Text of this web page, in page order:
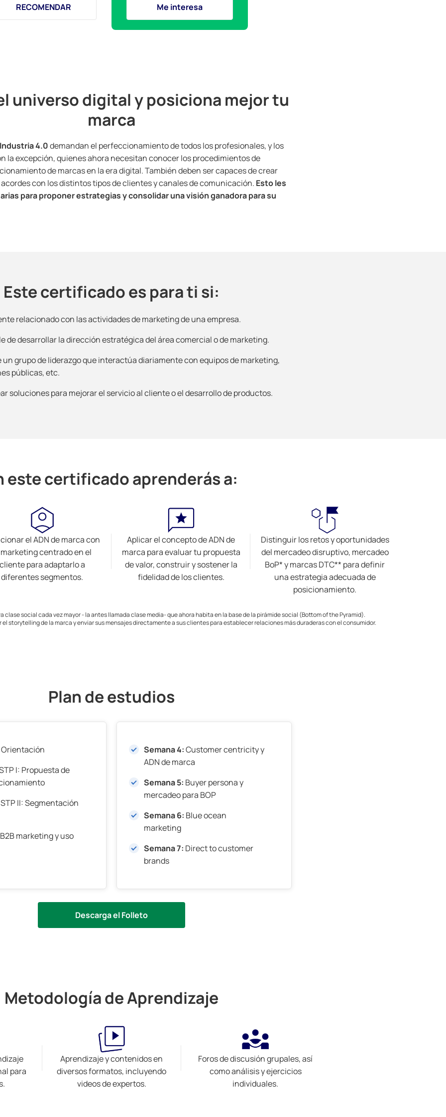
RECOMENDAR Me interesa
universo digital y posiciona mejor tu
marca
4.0demandan el perfeccionamiento de todos los profesionales, y los
la excepción, quienes ahora necesitan conocer los procedimientos de
de marcas en la era digital. También deben ser capaces de crear
con los distintos tipos de clientes y canales de comunicación. Esto les
para proponer estrategias y consolidar una visión ganadora para su
Este certificado es para ti si:
relacionado con las actividades de marketing de una empresa.
de desarrollar la dirección estratégica del área comercial o de marketing.
un grupo de liderazgo que interactúa diariamente con equipos de marketing,
públicas, etc.
soluciones para mejorar el servicio al cliente o el desarrollo de productos.
este certificado aprenderás a:
el ADN de marca con
centrado en el
para adaptarlo a
diferentes segmentos.
Aplicar el concepto de ADN de
marca para evaluar tu propuesta
de valor, construir y sostener la
fidelidad de los clientes.
Distinguir los retos y oportunidades
del mercadeo disruptivo, mercadeo
BoP* y marcas DTC** para definir
una estrategia adecuada de
posicionamiento.
clase social cada vez mayor - la antes llamada clase media- que ahora habita en la base de la pirámide social (Bottom of the Pyramid).
storytelling de la marca y enviar sus mensajes directamente a sus clientes para establecer relaciones más duraderas con el consumidor.
Plan de estudios
Orientación
I: Propuesta de
II: Segmentación
marketing y uso
Semana 4:Customer centricity y
ADN de marca
Semana 5: Buyer persona y
mercadeo para BOP
Semana 6: Blue ocean
marketing
Semana 7: Direct to customer
brands
Descarga el Folleto
Metodología de Aprendizaje
para
Aprendizaje y contenidos en
diversos formatos, incluyendo
videos de expertos.
Foros de discusión grupales, así
como análisis y ejercicios
individuales.